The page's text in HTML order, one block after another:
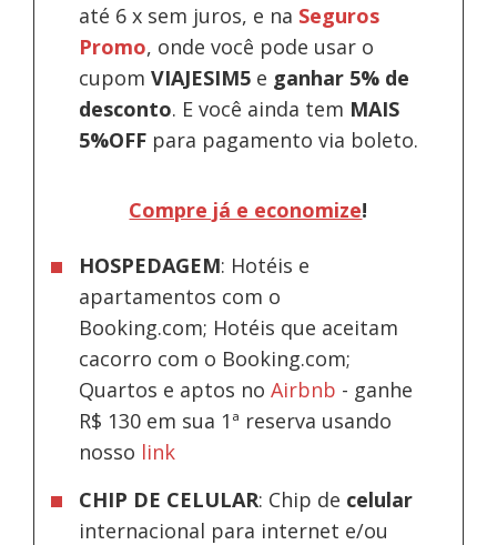
até 6 x sem juros, e na Seguros
Promo, onde você pode usar o
cupomVIAJESIM5 e ganhar 5% de
desconto. E você ainda tem MAIS
5%OFF para pagamento via boleto.
Compre já e economize!
HOSPEDAGEM: Hotéis e
apartamentos com o
Booking.com; Hotéis que aceitam
cacorro com o Booking.com;
Quartos e aptos noAirbnb - ganhe
R$ 130 em sua 1ª reserva usando
nosso link
CHIP DE CELULAR: Chip de celular
internacional para internet e/ou